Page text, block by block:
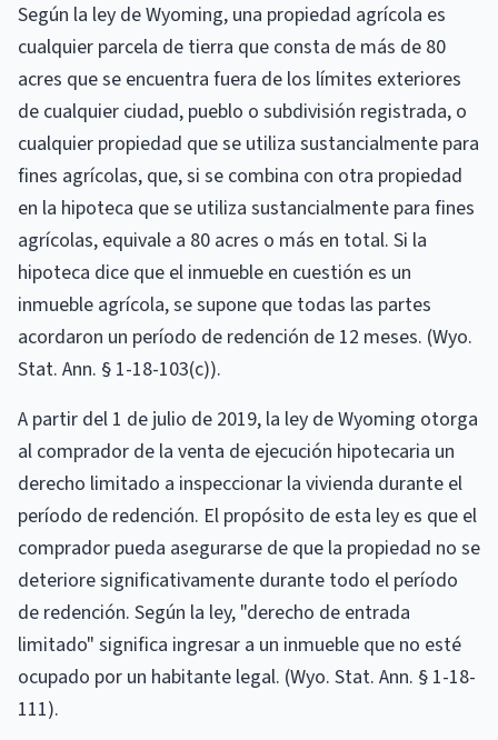
Según la ley de Wyoming, una propiedad agrícola es
cualquier parcela de tierra que consta de más de 80
acres que se encuentra fuera de los límites exteriores
de cualquier ciudad, pueblo o subdivisión registrada, o
cualquier propiedad que se utiliza sustancialmente para
fines agrícolas, que, si se combina con otra propiedad
en la hipoteca que se utiliza sustancialmente para fines
agrícolas, equivale a 80 acres o más en total. Si la
hipoteca dice que el inmueble en cuestión es un
inmueble agrícola, se supone que todas las partes
acordaron un período de redención de 12 meses. (Wyo.
Stat. Ann. § 1-18-103(c)).
A partir del 1 de julio de 2019, la ley de Wyoming otorga
al comprador de la venta de ejecución hipotecaria un
derecho limitado a inspeccionar la vivienda durante el
período de redención. El propósito de esta ley es que el
comprador pueda asegurarse de que la propiedad no se
deteriore significativamente durante todo el período
de redención. Según la ley, "derecho de entrada
limitado" significa ingresar a un inmueble que no esté
ocupado por un habitante legal. (Wyo. Stat. Ann. § 1-18-
111).